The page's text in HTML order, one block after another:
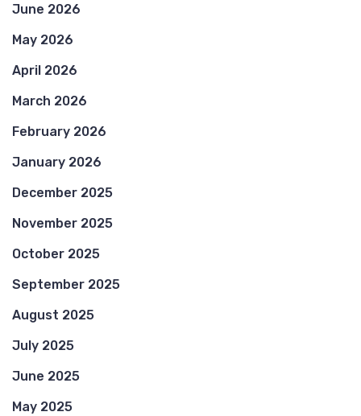
June 2026
May 2026
April 2026
March 2026
February 2026
January 2026
December 2025
November 2025
October 2025
September 2025
August 2025
July 2025
June 2025
May 2025